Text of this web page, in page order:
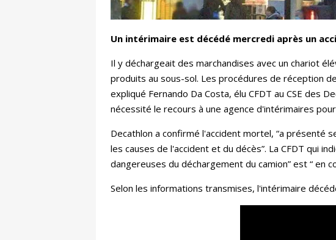
Un intérimaire est décédé mercredi après un
Il y déchargeait des marchandises avec un chariot
produits au sous-sol. Les procédures de réception
expliqué Fernando Da Costa, élu CFDT au CSE des
nécessité le recours à une agence d'intérimaires
Decathlon a confirmé l'accident mortel, “a présenté
les causes de l'accident et du décès”. La CFDT qui
dangereuses du déchargement du camion” est “ en
Selon les informations transmises, l'intérimaire